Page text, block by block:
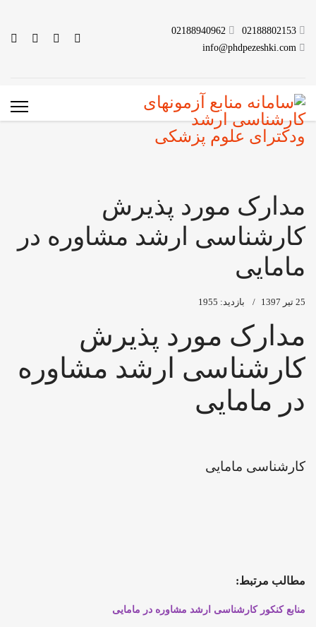
02188802153
02188940962
info@phdpezeshki.com
مدارک مورد پذیرش
کارشناسی ارشد مشاوره در
مامایی
25 تیر 1397 بازدید: 1955
مدارک مورد پذیرش
کارشناسی ارشد مشاوره
در مامایی
کارشناسی مامایی
مطالب مرتبط:
منابع کنکور کارشناسی ارشد مشاوره در مامایی